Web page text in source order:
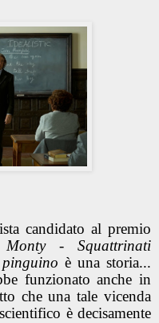
candidato al premio
- Squattrinati
è una storia...
funzionato anche in
che una tale vicenda
è decisamente